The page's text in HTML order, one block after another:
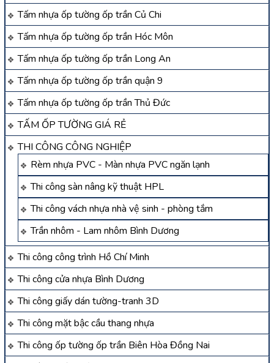
Tấm nhựa ốp tường ốp trần Củ Chi
Tấm nhựa ốp tường ốp trần Hóc Môn
Tấm nhựa ốp tường ốp trần Long An
Tấm nhựa ốp tường ốp trần quận 9
Tấm nhựa ốp tường ốp trần Thủ Đức
TẤM ỐP TƯỜNG GIÁ RẺ
THI CÔNG CÔNG NGHIỆP
Rèm nhựa PVC - Màn nhựa PVC ngăn lạnh
Thi công sàn nâng kỹ thuật HPL
Thi công vách nhựa nhà vệ sinh - phòng tắm
Trần nhôm - Lam nhôm Bình Dương
Thi công công trình Hồ Chí Minh
Thi công cửa nhựa Bình Dương
Thi công giấy dán tường-tranh 3D
Thi công mặt bậc cầu thang nhựa
Thi công ốp tường ốp trần Biên Hòa Đồng Nai